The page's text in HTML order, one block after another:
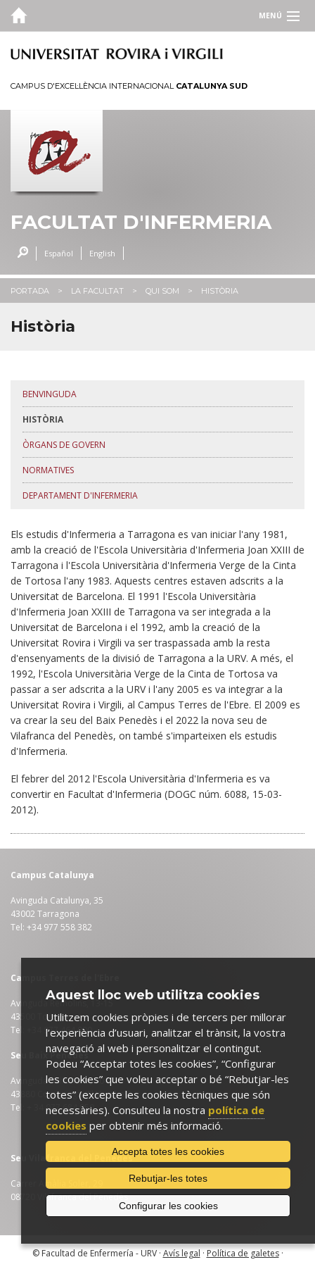
MENÚ
LA FACULTAT
Administració
ESTUDIS
BÚSTIA
CAMPUS D'EXCEL·LÈNCIA INTERNACIONAL CATALUNYA SUD
FACULTAT D'INFERMERIA
Español English
PORTADA LA FACULTAT QUI SOM HISTÒRIA
Història
BENVINGUDA
HISTÒRIA
ÒRGANS DE GOVERN
NORMATIVES
DEPARTAMENT D'INFERMERIA
Els estudis d'Infermeria a Tarragona es van iniciar l'any 1981,
amb la creació de l'Escola Universitària d'Infermeria Joan XXIII de
Tarragona i l'Escola Universitària d'Infermeria Verge de la Cinta
de Tortosa l'any 1983. Aquests centres estaven adscrits a la
Universitat de Barcelona. El 1991 l'Escola Universitària
d'Infermeria Joan XXIII de Tarragona va ser integrada a la
Universitat de Barcelona i el 1992, amb la creació de la
Universitat Rovira i Virgili va ser traspassada amb la resta
d'ensenyaments de la divisió de Tarragona a la URV. A més, el
1992, l'Escola Universitària Verge de la Cinta de Tortosa va
passar a ser adscrita a la URV i l'any 2005 es va integrar a la
Universitat Rovira i Virgili, al Campus Terres de l'Ebre. El 2009 es
va crear la seu del Baix Penedès i el 2022 la nova seu de
Vilafranca del Penedès, on també s'imparteixen els estudis
d'Infermeria.
El febrer del 2012 l'Escola Universitària d'Infermeria es va
convertir en Facultat d'Infermeria (DOGC núm. 6088, 15-03-
2012).
Campus Catalunya
Avinguda Catalunya, 35
43002 Tarragona
Tel: +34 977 558 382
Campus Terres de l'Ebre
Avinguda Remolins, 13-15
43500 Tortosa
Tel: +34 977 464 000
Seu Baix Penedès
Avinguda Palfuriana, 104
43880 Coma-ruga (El Vendrell)
Tel: + 34 977 684 950
Seu Vilafranca del Penedès
Carrer Amàlia Soler, 29
08720 Vilafranca del Penedès
© Facultad de Enfermería - URV · Avís legal · Política de galetes·
Aquest lloc web utilitza cookies
Utilitzem cookies pròpies i de tercers per millorar
l’experiència d’usuari, analitzar el trànsit, la vostra
navegació al web i personalitzar el contingut.
Podeu “Acceptar totes les cookies”, “Configurar
les cookies” que voleu acceptar o bé “Rebutjar-les
totes” (excepte les cookies tècniques que són
necessàries). Consulteu la nostra política de
cookies per obtenir més informació.
Accepta totes les cookies
Rebutjar-les totes
Configurar les cookies